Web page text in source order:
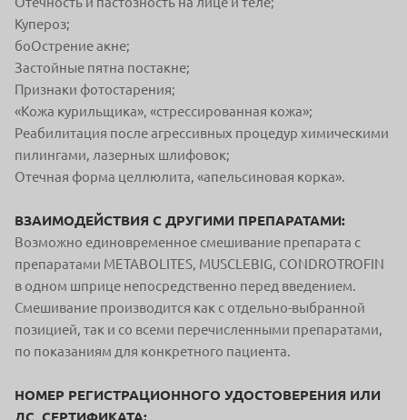
Купероз;
боОстрение акне;
Застойные пятна постакне;
Признаки фотостарения;
«Кожа курильщика», «стрессированная кожа»;
Реабилитация после агрессивных процедур химическими
пилингами, лазерных шлифовок;
Отечная форма целлюлита, «апельсиновая корка».
ВЗАИМОДЕЙСТВИЯ С ДРУГИМИ ПРЕПАРАТАМИ:
Возможно единовременное смешивание препарата с
препаратами METABOLITES, MUSCLEBIG, CONDROTROFIN
в одном шприце непосредственно перед введением.
Смешивание производится как с отдельно-выбранной
позицией, так и со всеми перечисленными препаратами,
по показаниям для конкретного пациента.
НОМЕР РЕГИСТРАЦИОННОГО УДОСТОВЕРЕНИЯ ИЛИ
ДС, СЕРТИФИКАТА: